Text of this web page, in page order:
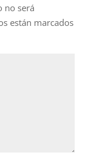
no será
están marcados